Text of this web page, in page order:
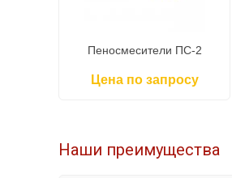
Пеносмесители ПС-2
Цена по запросу
Наши преимущества